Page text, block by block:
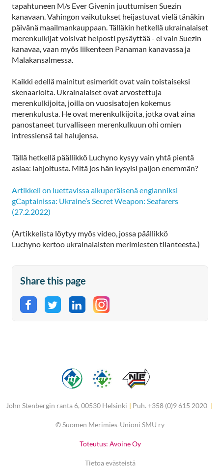
tapahtuneen M/s Ever Givenin juuttumisen Suezin
kanavaan. Vahingon vaikutukset heijastuvat vielä tänäkin
päivänä maailmankauppaan. Tälläkin hetkellä ukrainalaiset
merenkulkijat voisivat helposti pysäyttää - ei vain Suezin
kanavaa, vaan myös liikenteen Panaman kanavassa ja
Malakansalmessa.
Kaikki edellä mainitut esimerkit ovat vain toistaiseksi
skenaarioita. Ukrainalaiset ovat arvostettuja
merenkulkijoita, joilla on vuosisatojen kokemus
merenkulusta. He ovat merenkulkijoita, jotka ovat aina
panostaneet turvalliseen merenkulkuun ohi omien
intressiensä tai halujensa.
Tällä hetkellä päällikkö Luchyno kysyy vain yhtä pientä
asiaa: lahjoitusta. Mitä jos hän kysyisi paljon enemmän?
Artikkeli on luettavissa alkuperäisenä englanniksi
gCaptainissa: Ukraine’s Secret Weapon: Seafarers
(27.2.2022)
(Artikkelista löytyy myös video, jossa päällikkö
Luchyno kertoo ukrainalaisten merimiesten tilanteesta.)
Share this page
Share on Facebook
Share on Twitter
Share on LinkedIn
John Stenbergin ranta 6, 00530 Helsinki | Puh. +358 (0)9 615 2020 |
©Suomen Merimies-Unioni SMU ry
Toteutus: Avoine Oy
Tietoa evästeistä